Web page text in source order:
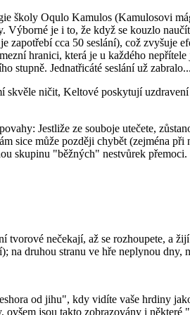
školy Oqulo Kamulos (Kamulosovi
je i to, že když se kouzlo
zapotřebí cca 50 seslání), což
hranici, která je u každého
stupně. Jednatřicáté seslání už
ničit, Keltové poskytují
Jestliže ze souboje utečete,
sice může později chybět (zejména
skupinu "běžných" nestvůrek přemoci.
nečekají, až se rozhoupete, a
druhou stranu ve hře neplynou dny,
od jihu", kdy vidíte vaše hrdiny
jsou takto zobrazovány i